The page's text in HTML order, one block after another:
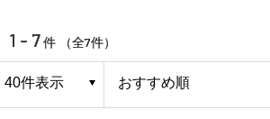
1 - 7件 （全7件）